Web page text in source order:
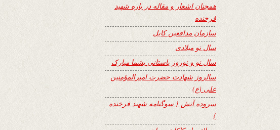
همچنان اشعار و مقاله در باره شهید
فرخنده
سازمان مدافعین کابل
سال نو میلادی
سال نو و نوروز باستانی بشما مبارک
سالروز شهادت حضرت امیرالمؤمنین
علی (ع)
سروده آتش { سوگنامه شهید فرخنده
}